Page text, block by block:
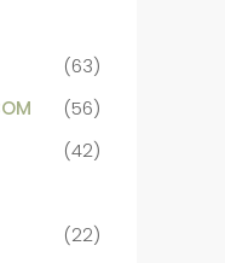
(63)
(56)
(42)
(22)